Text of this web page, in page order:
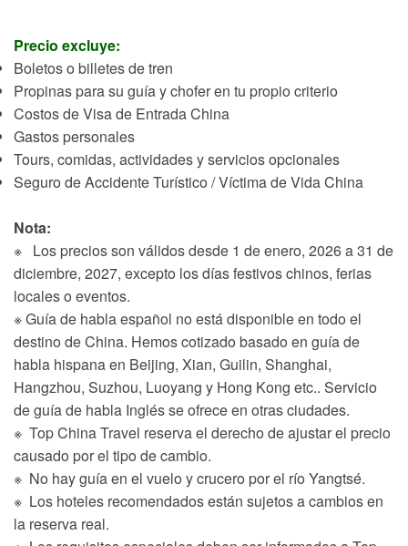
Precio excluye:
Boletos o billetes de tren
Propinas para su guía y chofer en tu propio criterio
Costos de Visa de Entrada China
Gastos personales
Tours, comidas, actividades y servicios opcionales
Seguro de Accidente Turístico / Víctima de Vida China
Nota:
※ Los precios son válidos desde 1 de enero, 2026 a 31 de
diciembre, 2027, excepto los días festivos chinos, ferias
locales o eventos.
※ Guía de habla español no está disponible en todo el
destino de China. Hemos cotizado basado en guía de
habla hispana en Beijing, Xian, Guilin, Shanghai,
Hangzhou, Suzhou, Luoyang y Hong Kong etc.. Servicio
de guía de habla Inglés se ofrece en otras ciudades.
※ Top China Travel reserva el derecho de ajustar el precio
causado por el tipo de cambio.
※ No hay guía en el vuelo y crucero por el río Yangtsé.
※ Los hoteles recomendados están sujetos a cambios en
la reserva real.